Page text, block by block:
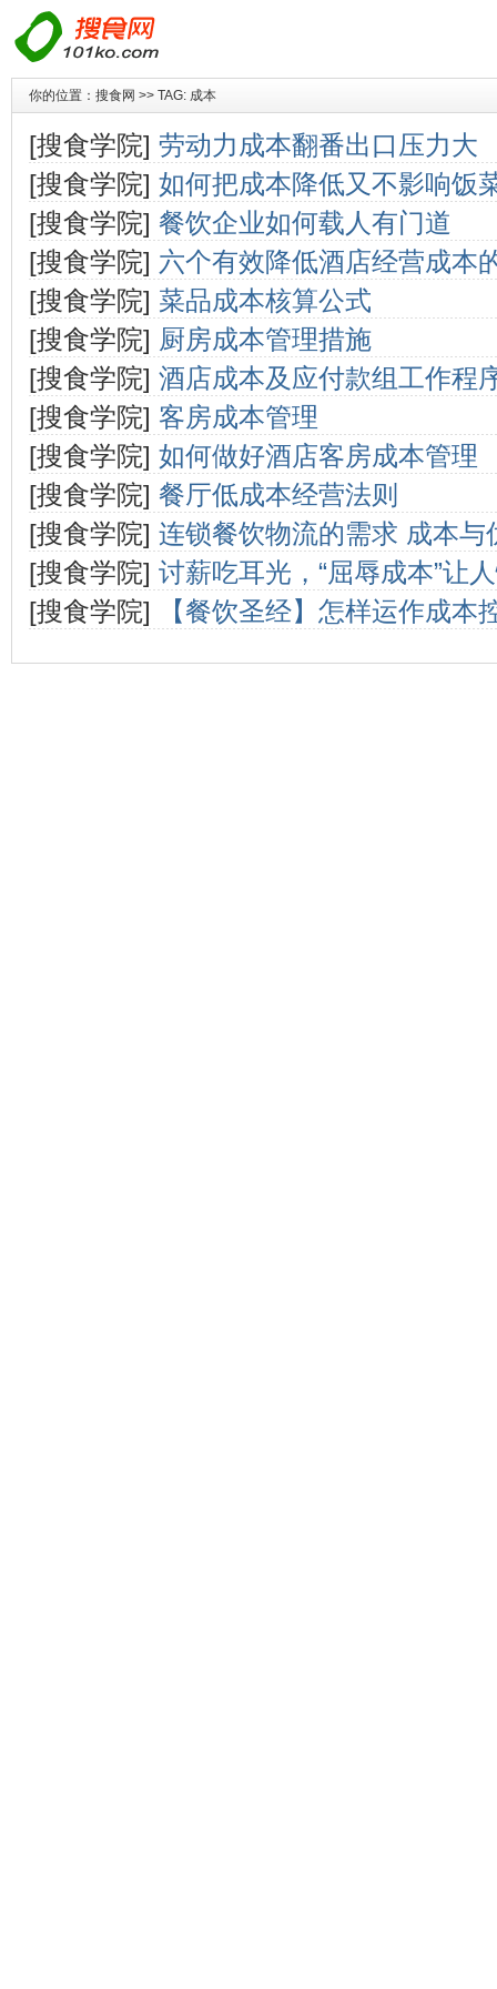
你的位置： 搜食网 >> TAG: 成本
[搜食学院] 劳动力成本翻番出口压力大
[搜食学院] 如何把成本降低又不影响饭
[搜食学院] 餐饮企业如何载人有门道
[搜食学院] 六个有效降低酒店经营成本
[搜食学院] 菜品成本核算公式
[搜食学院] 厨房成本管理措施
[搜食学院] 酒店成本及应付款组工作程
[搜食学院] 客房成本管理
[搜食学院] 如何做好酒店客房成本管理
[搜食学院] 餐厅低成本经营法则
[搜食学院] 连锁餐饮物流的需求 成本与
[搜食学院] 讨薪吃耳光，“屈辱成本”让
[搜食学院]
【餐饮圣经】怎样运作成本